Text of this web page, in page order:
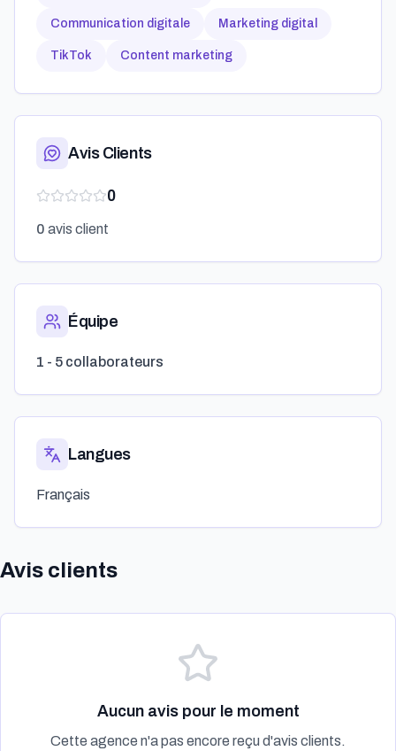
Communication digitale Marketing digital
TikTok Content marketing
Avis Clients
0
0 avis client
Équipe
1 - 5 collaborateurs
Langues
Français
Avis clients
Aucun avis pour le moment
Cette agence n'a pas encore reçu d'avis clients.